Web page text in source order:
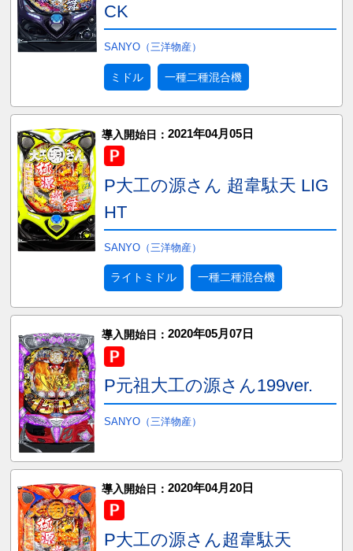
CK
SANYO（三洋物産）
ミドル 一種二種混合機
導入開始日： 2021年04月05日
P大工の源さん 超韋駄天 LIG
HT
SANYO（三洋物産）
ライトミドル 一種二種混合機
導入開始日： 2020年05月07日
P元祖大工の源さん199ver.
SANYO（三洋物産）
導入開始日： 2020年04月20日
P大工の源さん超韋駄天